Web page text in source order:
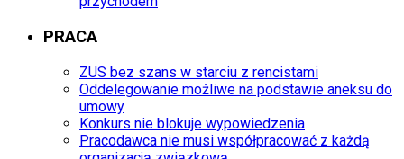
PRACA
ZUS bez szans w starciu z rencistami
Oddelegowanie możliwe na podstawie aneksu do
umowy
Konkurs nie blokuje wypowiedzenia
Pracodawca nie musi współpracować z każdą